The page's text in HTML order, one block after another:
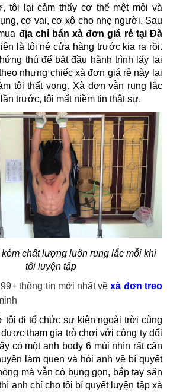
tôi lại cảm thấy cơ thể mệt mỏi và
cơ vai, cơ xô cho nhẹ người. Sau
địa chỉ bán xà đơn giá rẻ tại Đà
là tôi né cửa hàng trước kia ra rồi.
thú để bắt đầu hành trình lấy lại
nhưng chiếc xà đơn giá rẻ này lại
tôi thất vọng. Xà đơn vẫn rung lắc
trước, tôi mất niềm tin thật sự.
chất lượng luôn rung lắc mỗi khi
tôi luyện tập
thông tin mới nhất vềxà đơn treo
tôi đi tổ chức sự kiện ngoài trời cùng
tham gia trò chơi với công ty đối
có một anh body 6 múi nhìn rất cân
làm quen và hỏi anh về bí quyết
mà vẫn có bụng gọn, bắp tay săn
anh chỉ cho tôi bí quyết luyện tập xà